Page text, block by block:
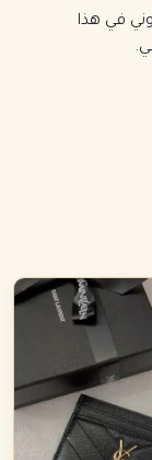
في هذا